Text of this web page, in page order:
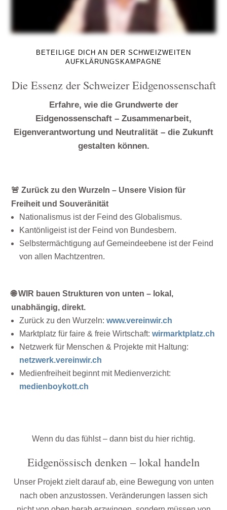
BETEILIGE DICH AN DER SCHWEIZWEITEN
AUFKLÄRUNGSKAMPAGNE
Die Essenz der Schweizer Eidgenossenschaft
Erfahre, wie die Grundwerte der
Eidgenossenschaft – Zusammenarbeit,
Eigenverantwortung und Neutralität – die Zukunft
gestalten können.
🚨 Zurück zu den Wurzeln – Unsere Vision für
Freiheit und Souveränität
Nationalismus ist der Feind des Globalismus.
Kantönligeist ist der Feind von Bundesbern.
Selbstermächtigung auf Gemeindeebene ist der Feind
von allen Machtzentren.
🌐 WIR bauen Strukturen von unten – lokal,
unabhängig, direkt.
Zurück zu den Wurzeln:www.vereinwir.ch
Marktplatz für faire & freie Wirtschaft:wirmarktplatz.ch
Netzwerk für Menschen & Projekte mit Haltung:
netzwerk.vereinwir.ch
Medienfreiheit beginnt mit Medienverzicht:
medienboykott.ch
Wenn du das fühlst – dann bist du hier richtig.
Eidgenössisch denken – lokal handeln
Unser Projekt zielt darauf ab, eine Bewegung von unten
nach oben anzustossen. Veränderungen lassen sich